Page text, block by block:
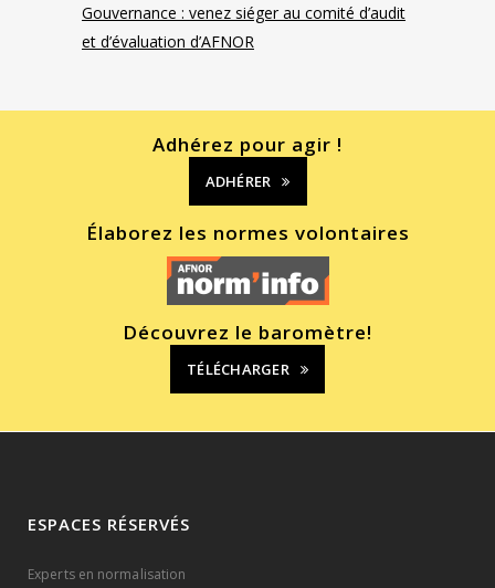
Gouvernance : venez siéger au comité d’audit
et d’évaluation d’AFNOR
Adhérez pour agir !
ADHÉRER
Élaborez les normes volontaires
Découvrez le baromètre!
TÉLÉCHARGER
ESPACES RÉSERVÉS
Experts en normalisation